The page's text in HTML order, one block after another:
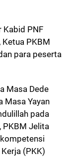
Kabid PNF
PKBM
para peserta
Masa Dede
Masa Yayan
pada
PKBM Jelita
(PKK)